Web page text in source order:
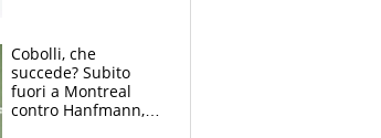
Cobolli, che
succede? Subito
fuori a Montreal
contro Hanfmann,